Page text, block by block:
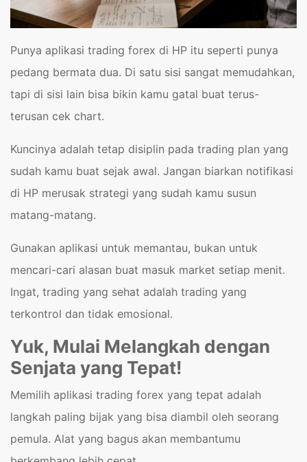
Punya aplikasi trading forex di HP itu seperti punya
pedang bermata dua. Di satu sisi sangat memudahkan,
tapi di sisi lain bisa bikin kamu gatal buat terus-
terusan cek chart.
Kuncinya adalah tetap disiplin pada trading plan yang
sudah kamu buat sejak awal. Jangan biarkan notifikasi
di HP merusak strategi yang sudah kamu susun
matang-matang.
Gunakan aplikasi untuk memantau, bukan untuk
mencari-cari alasan buat masuk market setiap menit.
Ingat, trading yang sehat adalah trading yang
terkontrol dan tidak emosional.
Yuk, Mulai Melangkah dengan
Senjata yang Tepat!
Memilih aplikasi trading forex yang tepat adalah
langkah paling bijak yang bisa diambil oleh seorang
pemula. Alat yang bagus akan membantumu